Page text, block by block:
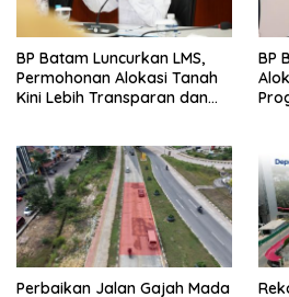
BP Batam Luncurkan LMS,
Permohonan Alokasi Tanah
Kini Lebih Transparan dan
BP
Perbaikan Jalan Gajah Mada